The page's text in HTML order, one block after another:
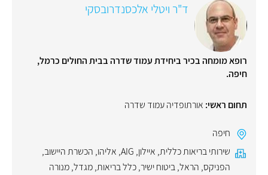
ד"ר ויטלי אלכסנדרובסקי
רופא מומחה בכיר ביחידת עמוד שדרה בבית החולים כרמל,
חיפה.
תחום ראשי: אורתופדיה עמוד שדרה
חיפה
שירותי בריאות כללית, איילון,
AIG
, אליהו, הכשרת היישוב,
הפניקס, הראל,ביטוח ישיר,כלל בריאות,מגדל,מנורה